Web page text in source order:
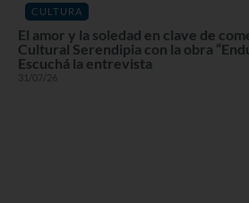
CULTURA
El amor y la soledad en clave de
Cultural Serendipia con la obra
Escuchá la entrevista
31/07/26